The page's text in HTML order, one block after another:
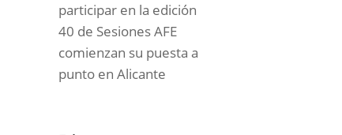
participar en la edición
40 de Sesiones AFE
comienzan su puesta a
punto en Alicante